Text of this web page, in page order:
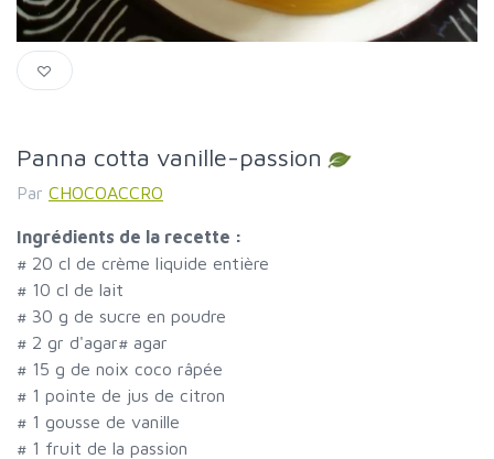
Panna cotta vanille-passion
Par CHOCOACCRO
Ingrédients de la recette :
# 20 cl de crème liquide entière
# 10 cl de lait
# 30 g de sucre en poudre
# 2 gr d'agar# agar
# 15 g de noix coco râpée
# 1 pointe de jus de citron
# 1 gousse de vanille
# 1 fruit de la passion